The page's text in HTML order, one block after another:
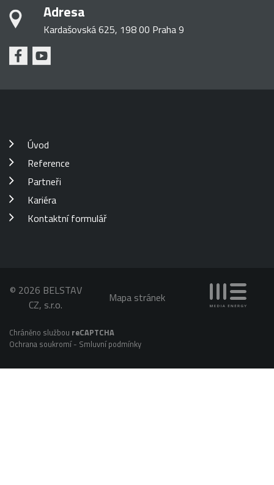
Adresa
Kardašovská 625, 198 00 Praha 9
Úvod
Reference
Partneři
Kariéra
Kontaktní formulář
© 2026 BELSTAV
CZ, s.r.o.
Mapa stránek
Chráněno službou reCAPTCHA
Ochrana soukromí - Smluvní podmínky